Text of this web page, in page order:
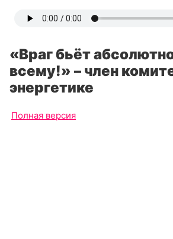
«Враг бьёт
всему!» – член
энергетике
Полная версия